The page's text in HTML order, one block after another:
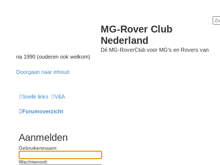
MG-Rover Club
Nederland
Dé MG-RoverClub voor MG's en Rovers van
na 1990 (ouderen ook welkom)
Doorgaan naar inhoud
Snelle links V&A
Forumoverzicht
Aanmelden
Gebruikersnaam:
Wachtwoord: